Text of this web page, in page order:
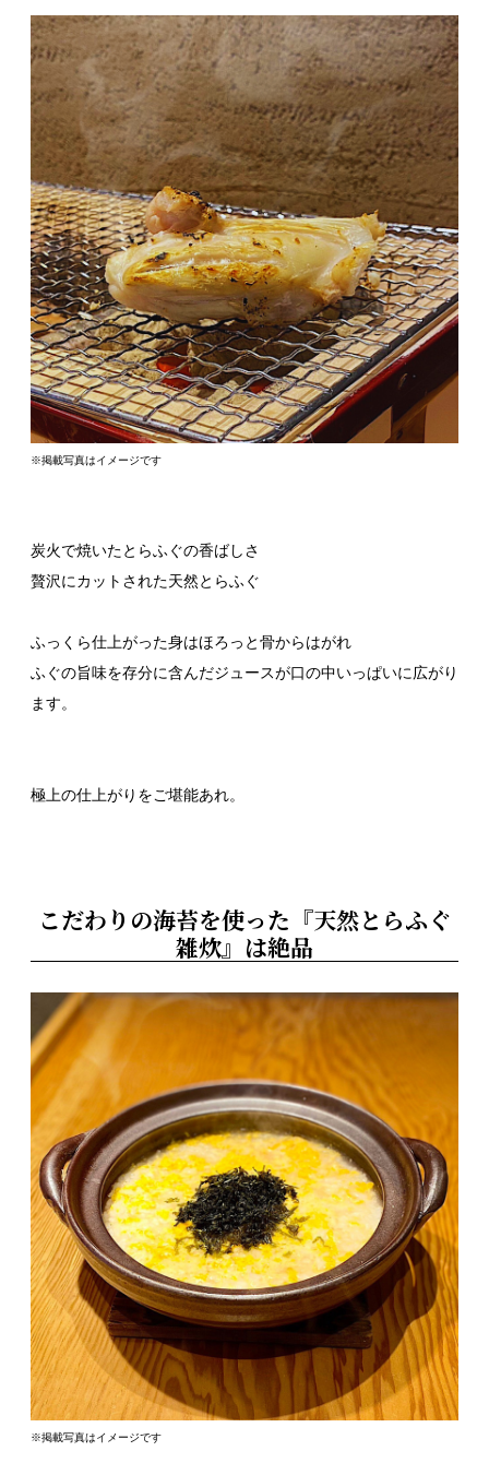
※掲載写真はイメージです
炭火で焼いたとらふぐの香ばしさ
贅沢にカットされた天然とらふぐ
ふっくら仕上がった身はほろっと骨からはがれ
ふぐの旨味を存分に含んだジュースが口の中いっぱいに広がり
ます。
極上の仕上がりをご堪能あれ。
こだわりの海苔を使った『天然とらふぐ
雑炊』は絶品
※掲載写真はイメージです